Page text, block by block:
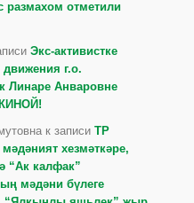
размахом отметили
Экс-активистке
движения г.о.
Линаре Анваровне
к записиТР
мәдәният хезмәткәре,
“Ак калфак”
мәдәни бүлеге